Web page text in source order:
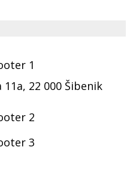
22 000 Šibenik